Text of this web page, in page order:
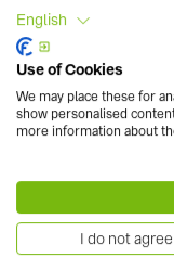
30. 09. 2024
16:00 - 19:00
Event
English
Use of Cookies
We may place these for
show personalised
more information about
I do not agree